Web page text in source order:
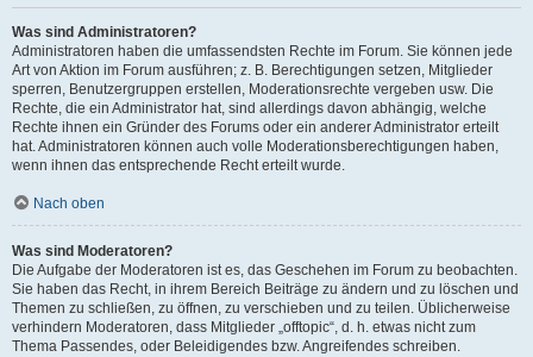
Was sind Administratoren?
Administratoren haben die umfassendsten Rechte im Forum. Sie können jede
Art von Aktion im Forum ausführen; z. B. Berechtigungen setzen, Mitglieder
sperren, Benutzergruppen erstellen, Moderationsrechte vergeben usw. Die
Rechte, die ein Administrator hat, sind allerdings davon abhängig, welche
Rechte ihnen ein Gründer des Forums oder ein anderer Administrator erteilt
hat. Administratoren können auch volle Moderationsberechtigungen haben,
wenn ihnen das entsprechende Recht erteilt wurde.
Nach oben
Was sind Moderatoren?
Die Aufgabe der Moderatoren ist es, das Geschehen im Forum zu beobachten.
Sie haben das Recht, in ihrem Bereich Beiträge zu ändern und zu löschen und
Themen zu schließen, zu öffnen, zu verschieben und zu teilen. Üblicherweise
verhindern Moderatoren, dass Mitglieder „offtopic“, d. h. etwas nicht zum
Thema Passendes, oder Beleidigendes bzw. Angreifendes schreiben.